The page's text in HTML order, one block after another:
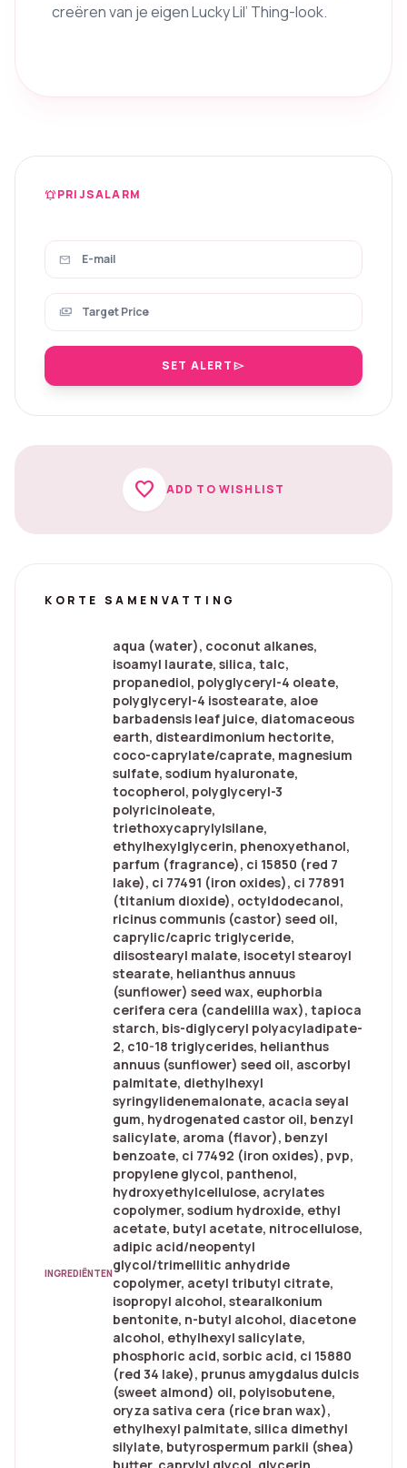
creëren van je eigen Lucky Lil’ Thing-look.
notifications_activePRIJSALARM
mail
payments
SET ALERTsend
favorite ADD TO WISHLIST
KORTE SAMENVATTING
INGREDIËNTEN
aqua (water), coconut alkanes,
isoamyl laurate, silica, talc,
propanediol, polyglyceryl-4 oleate,
polyglyceryl-4 isostearate, aloe
barbadensis leaf juice, diatomaceous
earth, disteardimonium hectorite,
coco-caprylate/caprate, magnesium
sulfate, sodium hyaluronate,
tocopherol, polyglyceryl-3
polyricinoleate,
triethoxycaprylylsilane,
ethylhexylglycerin, phenoxyethanol,
parfum (fragrance), ci 15850 (red 7
lake), ci 77491 (iron oxides), ci 77891
(titanium dioxide), octyldodecanol,
ricinus communis (castor) seed oil,
caprylic/capric triglyceride,
diisostearyl malate, isocetyl stearoyl
stearate, helianthus annuus
(sunflower) seed wax, euphorbia
cerifera cera (candelilla wax), tapioca
starch, bis-diglyceryl polyacyladipate-
2, c10-18 triglycerides, helianthus
annuus (sunflower) seed oil, ascorbyl
palmitate, diethylhexyl
syringylidenemalonate, acacia seyal
gum, hydrogenated castor oil, benzyl
salicylate, aroma (flavor), benzyl
benzoate, ci 77492 (iron oxides), pvp,
propylene glycol, panthenol,
hydroxyethylcellulose, acrylates
copolymer, sodium hydroxide, ethyl
acetate, butyl acetate, nitrocellulose,
adipic acid/neopentyl
glycol/trimellitic anhydride
copolymer, acetyl tributyl citrate,
isopropyl alcohol, stearalkonium
bentonite, n-butyl alcohol, diacetone
alcohol, ethylhexyl salicylate,
phosphoric acid, sorbic acid, ci 15880
(red 34 lake), prunus amygdalus dulcis
(sweet almond) oil, polyisobutene,
oryza sativa cera (rice bran wax),
ethylhexyl palmitate, silica dimethyl
silylate, butyrospermum parkii (shea)
butter, caprylyl glycol, glycerin,